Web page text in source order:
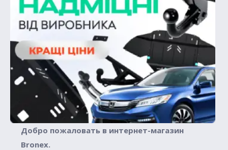
Добро пожаловать в интернет-магазин
Вronex.